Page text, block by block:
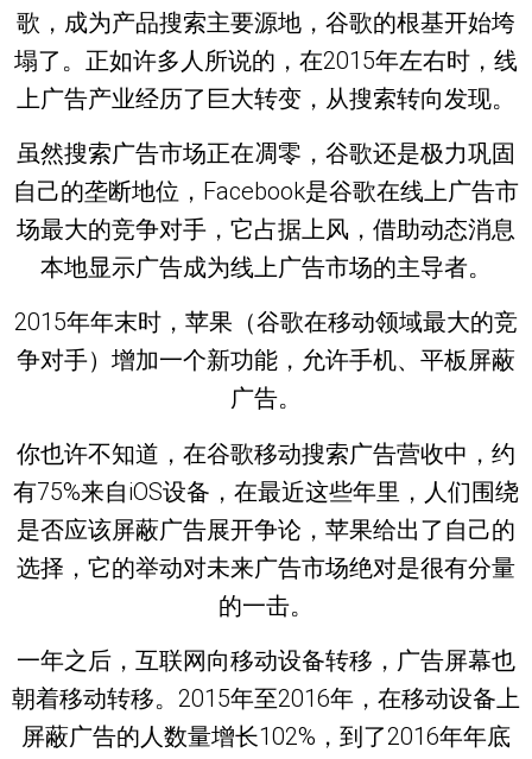
歌，成为产品搜索主要源地，谷歌的根基开始垮
塌了。正如许多人所说的，在2015年左右时，线
上广告产业经历了巨大转变，从搜索转向发现。
虽然搜索广告市场正在凋零，谷歌还是极力巩固
自己的垄断地位，Facebook是谷歌在线上广告市
场最大的竞争对手，它占据上风，借助动态消息
本地显示广告成为线上广告市场的主导者。
2015年年末时，苹果（谷歌在移动领域最大的竞
争对手）增加一个新功能，允许手机、平板屏蔽
广告。
你也许不知道，在谷歌移动搜索广告营收中，约
有75%来自iOS设备，在最近这些年里，人们围绕
是否应该屏蔽广告展开争论，苹果给出了自己的
选择，它的举动对未来广告市场绝对是很有分量
的一击。
一年之后，互联网向移动设备转移，广告屏幕也
朝着移动转移。2015年至2016年，在移动设备上
屏蔽广告的人数量增长102%，到了2016年年底